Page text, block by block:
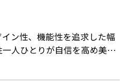
ン性、機能性を追求した幅
人ひとりが自信を高め美し